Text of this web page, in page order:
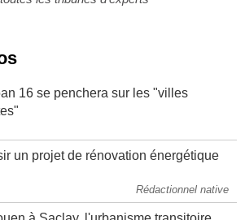
16 se penchera sur les "villes
Rédactionnel native